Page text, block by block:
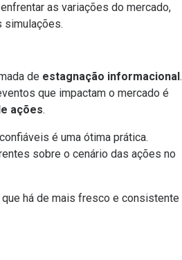
as variações do mercado,
simulações.
de estagnação informacional.
que impactam o mercado é
ações.
é uma ótima prática.
sobre o cenário das ações no
que há de mais fresco e consistente